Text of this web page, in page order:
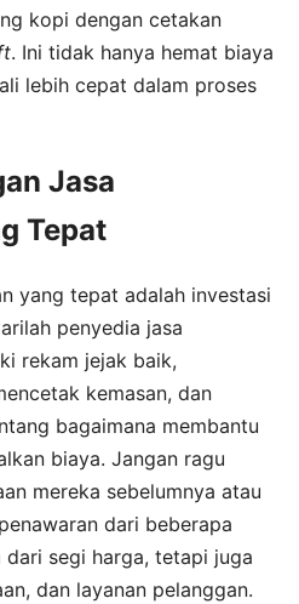
kopi dengan cetakan
. Ini tidak hanya hemat biaya
lebih cepat dalam proses
Jasa
Tepat
yang tepat adalah investasi
penyedia jasa
rekam jejak baik,
kemasan, dan
bagaimana membantu
biaya. Jangan ragu
mereka sebelumnya atau
dari beberapa
segi harga, tetapi juga
dan layanan pelanggan.